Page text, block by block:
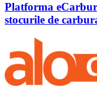
Platforma
stocurile de